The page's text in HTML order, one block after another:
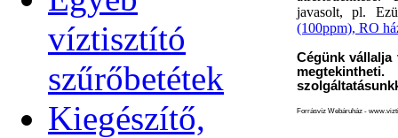
víztisztító
szűrőbetétek
Kiegészítő,
javasolt, pl.
(100ppm), RO
Cégünk
Forrásvíz Webáruház -